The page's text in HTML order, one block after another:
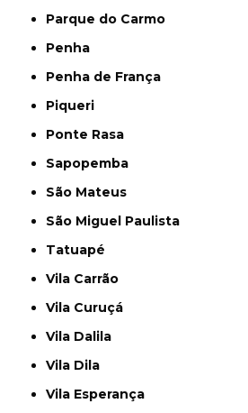
Parque do Carmo
Penha
Penha de França
Piqueri
Ponte Rasa
Sapopemba
São Mateus
São Miguel Paulista
Tatuapé
Vila Carrão
Vila Curuçá
Vila Dalila
Vila Dila
Vila Esperança